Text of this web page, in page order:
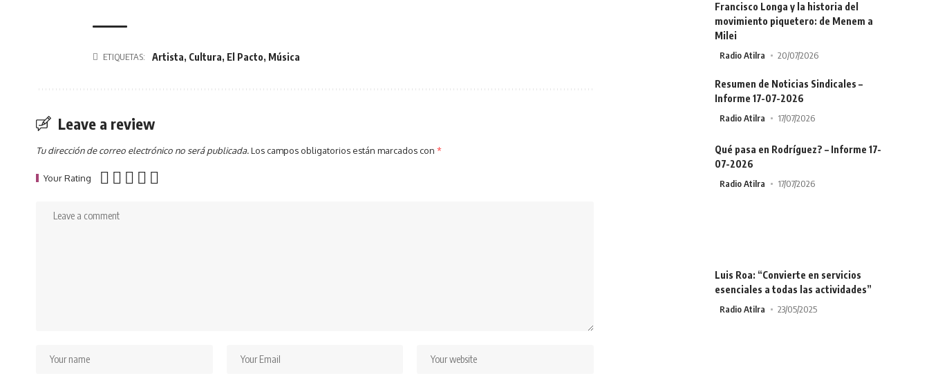
ETIQUETAS: Artista, Cultura, El Pacto, Música
Leave a review
Tu dirección de correo electrónico no será publicada.Los campos obligatorios están marcados con *
Your Rating
Francisco Longa y la historia del
movimiento piquetero: de Menem a
Milei
Radio Atilra 20/07/2026
Resumen de Noticias Sindicales –
Informe 17-07-2026
Radio Atilra 17/07/2026
Qué pasa en Rodríguez? – Informe 17-
07-2026
Radio Atilra 17/07/2026
Luis Roa: “Convierte en servicios
esenciales a todas las actividades”
Radio Atilra 23/05/2025